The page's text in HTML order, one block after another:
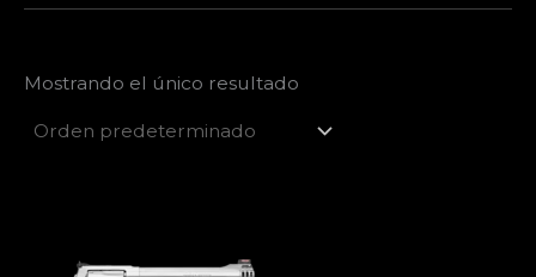
Mostrando el único resultado